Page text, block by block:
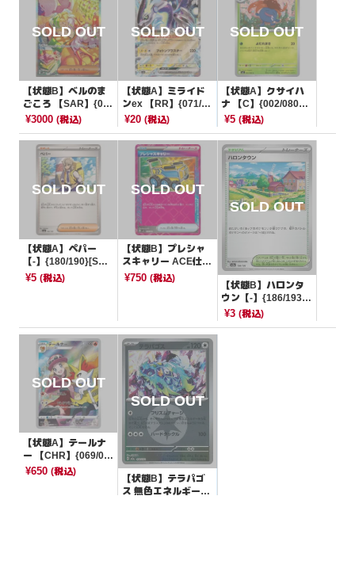
【状態B】ベルのま
ごころ 【SAR】{09
7/071}[SV5M]
¥3000 (税込)
【状態A】ミライド
ンex 【RR】{071/19
0}[SV4a]
¥20(税込)
【状態A】クサイハ
ナ 【C】{002/080}
[M2]
¥5 (税込)
【状態A】ペパー
【-】{180/190}[SV4
a]
¥5 (税込)
【状態B】プレシャ
スキャリー ACE仕様
【-】{015/022}[SVL
¥750(税込)
【状態B】ハロンタ
ウン【-】{186/193}
[M2a]
¥3 (税込)
【状態A】テールナ
ー 【CHR】{069/06
8}[S11a]
¥650 (税込)
【状態B】テラパゴ
ス 無色エネルギーミ